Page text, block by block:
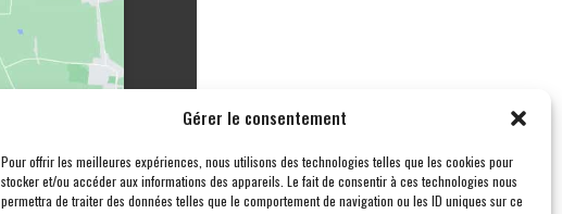
Gérer le consentement
Pour offrir les meilleures expériences, nous utilisons des technologies telles que les cookies pour
stocker et/ou accéder aux informations des appareils. Le fait de consentir à ces technologies nous
permettra de traiter des données telles que le comportement de navigation ou les ID uniques sur ce